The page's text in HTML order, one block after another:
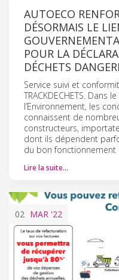
AUTOECO
DÉSORMAIS LE
POUR LA
DÉCHETS
Service suivi et
TRACKDECHETS. Dans
l’Environnement, les
connaissent de
constructeurs,
dont ils dépendent
du bon fonctionnement
Lire la suite…
02 MAR '22